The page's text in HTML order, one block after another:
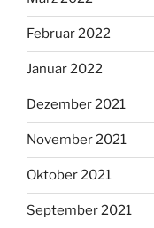
Februar 2022
Januar 2022
Dezember 2021
November 2021
Oktober 2021
September 2021